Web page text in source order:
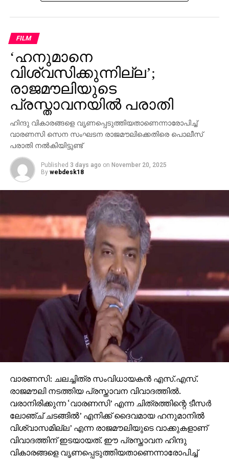
പാര്‍ട്ടിക്ക് ഒരു കുഴപ്പവുമില്ലെന്ന് പറയാന്‍ എം.വി
ഗോവിന്ദന് മാത്രമേ കഴിയൂവെന്നും വി.ഡി സതീശന്‍
പരിഹസിച്ചു. എന്തുകൊണ്ട് ദേവസ്വം ബോര്‍ഡ്
പോറ്റിക്കെതിരെ പരാതി നല്‍കിയില്ലെന്നും പോറ്റി
കുടുങ്ങിയാല്‍ പലരും കുടുങ്ങും എന്ന് സിപിഎമ്മിന്
അറിയാമായിരുന്നുവെന്നും അദ്ദേഹം കൂട്ടിച്ചേര്‍ത്തു.
FILM
‘ഹനുമാനെ
വിശ്വസിക്കുന്നില്ല’;
രാജമൗലിയുടെ
പ്രസ്താവനയില്‍ പരാതി
ഹിന്ദു വികാരങ്ങളെ വൃണപ്പെടുത്തിയതാണെന്നാരോപിച്ച്
വാരണസി സെന സംഘടന രാജമൗലിക്കെതിരെ പൊലീസ്
പരാതി നല്‍കിയിട്ടുണ്ട്
Published 3 days ago on November 20, 2025
By webdesk18
വാരണസി: ചലച്ചിത്ര സംവിധായകന്‍ എസ്.എസ്.
രാജമൗലി നടത്തിയ പ്രസ്താവന വിവാദത്തില്‍.
വരാനിരിക്കുന്ന ‘വാരണസി’ എന്ന ചിത്രത്തിന്റെ ടീസര്‍
ലോഞ്ച് ചടങ്ങില്‍’ എനിക്ക് ദൈവമായ ഹനുമാനില്‍
വിശ്വാസമില്ല’ എന്ന രാജമൗലിയുടെ വാക്കുകളാണ്
വിവാദത്തിന് ഇടയായത്. ഈ പ്രസ്താവന ഹിന്ദു
വികാരങ്ങളെ വൃണപ്പെടുത്തിയതാണെന്നാരോപിച്ച്